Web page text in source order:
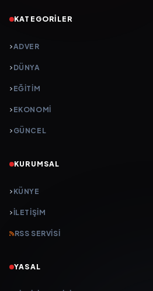
KATEGORILER
ADVER
DÜNYA
EĞİTİM
EKONOMİ
GÜNCEL
KURUMSAL
KÜNYE
İLETIŞIM
RSS SERVISI
YASAL